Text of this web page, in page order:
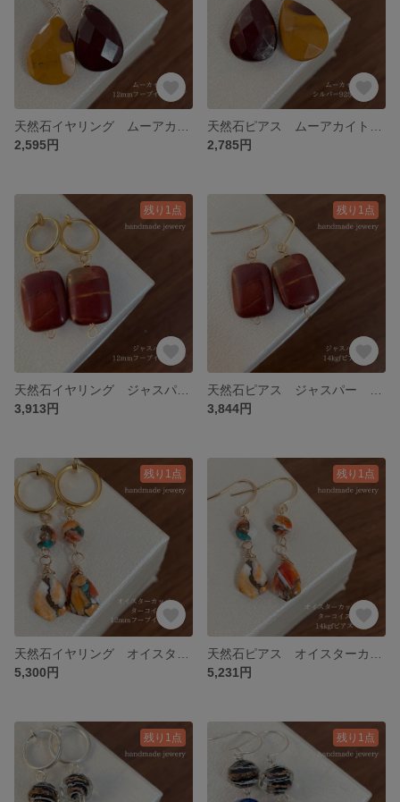
2,595円
2,785円
残り1点
3,913円
残り1点
3,844円
残り1点
5,300円
残り1点
5,231円
残り1点 残り1点